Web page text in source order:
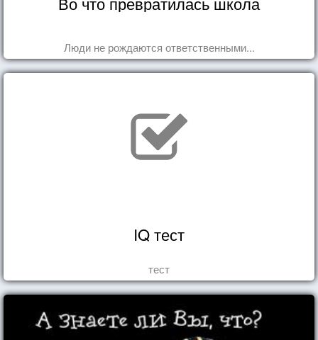
Люди не рождаются ответственными...
IQ тест
тест